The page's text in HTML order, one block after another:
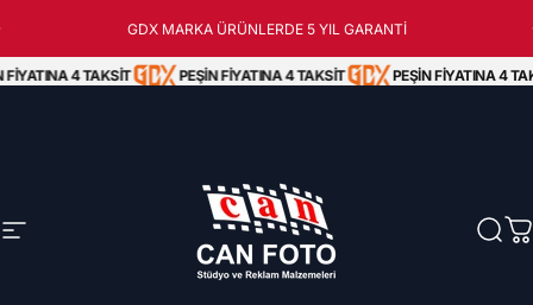
GDX MARKA ÜRÜNLERDE 5 YIL GARANTİ
4 TAKSİT PEŞİN FİYATINA 4 TAKSİT PEŞİN FİYATINA 4
Site navigasyonu Can Foto Stüdyo ve Reklam MalzemeleriAra